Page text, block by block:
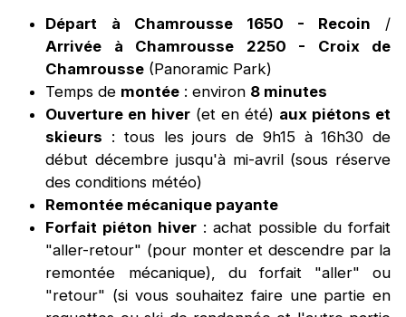
Départ à Chamrousse 1650 - Recoin /
Arrivée à Chamrousse 2250 - Croix de
Chamrousse (Panoramic Park)
Temps de montée : environ 8 minutes
Ouverture en hiver (et en été) aux piétons et
skieurs : tous les jours de 9h15 à 16h30 de
début décembre jusqu'à mi-avril (sous réserve
des conditions météo)
Remontée mécanique payante
Forfait piéton hiver : achat possible du forfait
"aller-retour" (pour monter et descendre par la
remontée mécanique), du forfait "aller" ou
"retour" (si vous souhaitez faire une partie en